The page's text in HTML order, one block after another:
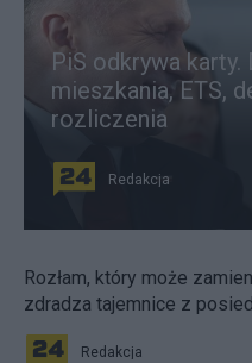
PiS odkrywa karty.
mieszkania, ETS,
rozliczenia
Redakcja
Rozłam, który może
zdradza tajemnice z
Redakcja